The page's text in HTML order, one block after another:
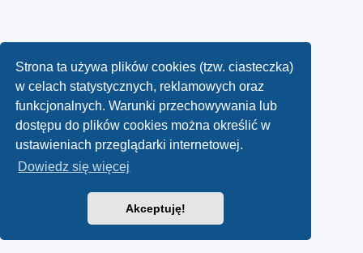
Strona ta używa plików cookies (tzw. ciasteczka)
w celach statystycznych, reklamowych oraz
funkcjonalnych. Warunki przechowywania lub
dostępu do plików cookies można określić w
ustawieniach przeglądarki internetowej.
Dowiedz się więcej
Akceptuję!